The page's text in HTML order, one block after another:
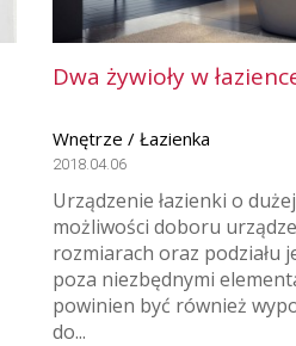
Dwa żywioły w
Wnętrze / Łazienka
2018.04.06
Urządzenie łazienki o
możliwości doboru
rozmiarach oraz podziału
poza niezbędnymi
powinien być również
do...